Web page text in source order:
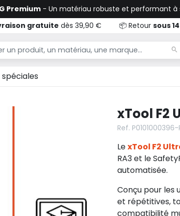
Premium - Un matériau robuste et performant à
gratuite dès 39,90 € 📦 Retour sous
spéciales
xTool F2
Ref. P0101000396-
LexTool F2
RA3 et le
automatisée.
Conçu pour les
et répétitives,
compatibilité